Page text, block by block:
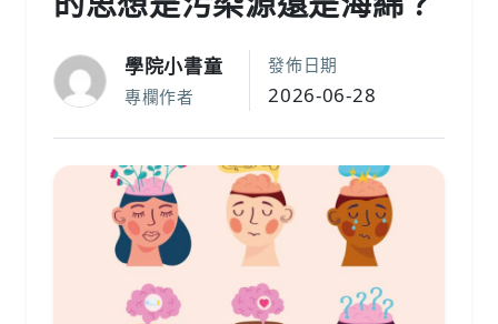
學院小書童
專欄作者
發佈日期
2026-06-28